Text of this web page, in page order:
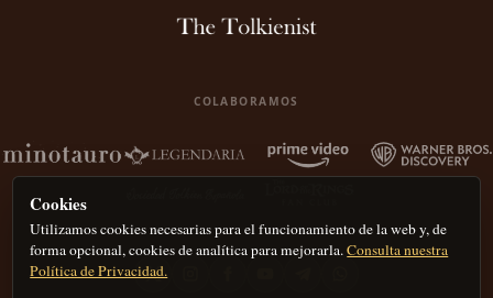
COLABORAMOS
Cookies
Utilizamos cookies necesarias para el funcionamiento de la web y, de
forma opcional, cookies de analítica para mejorarla.Consulta nuestra
Política de Privacidad.